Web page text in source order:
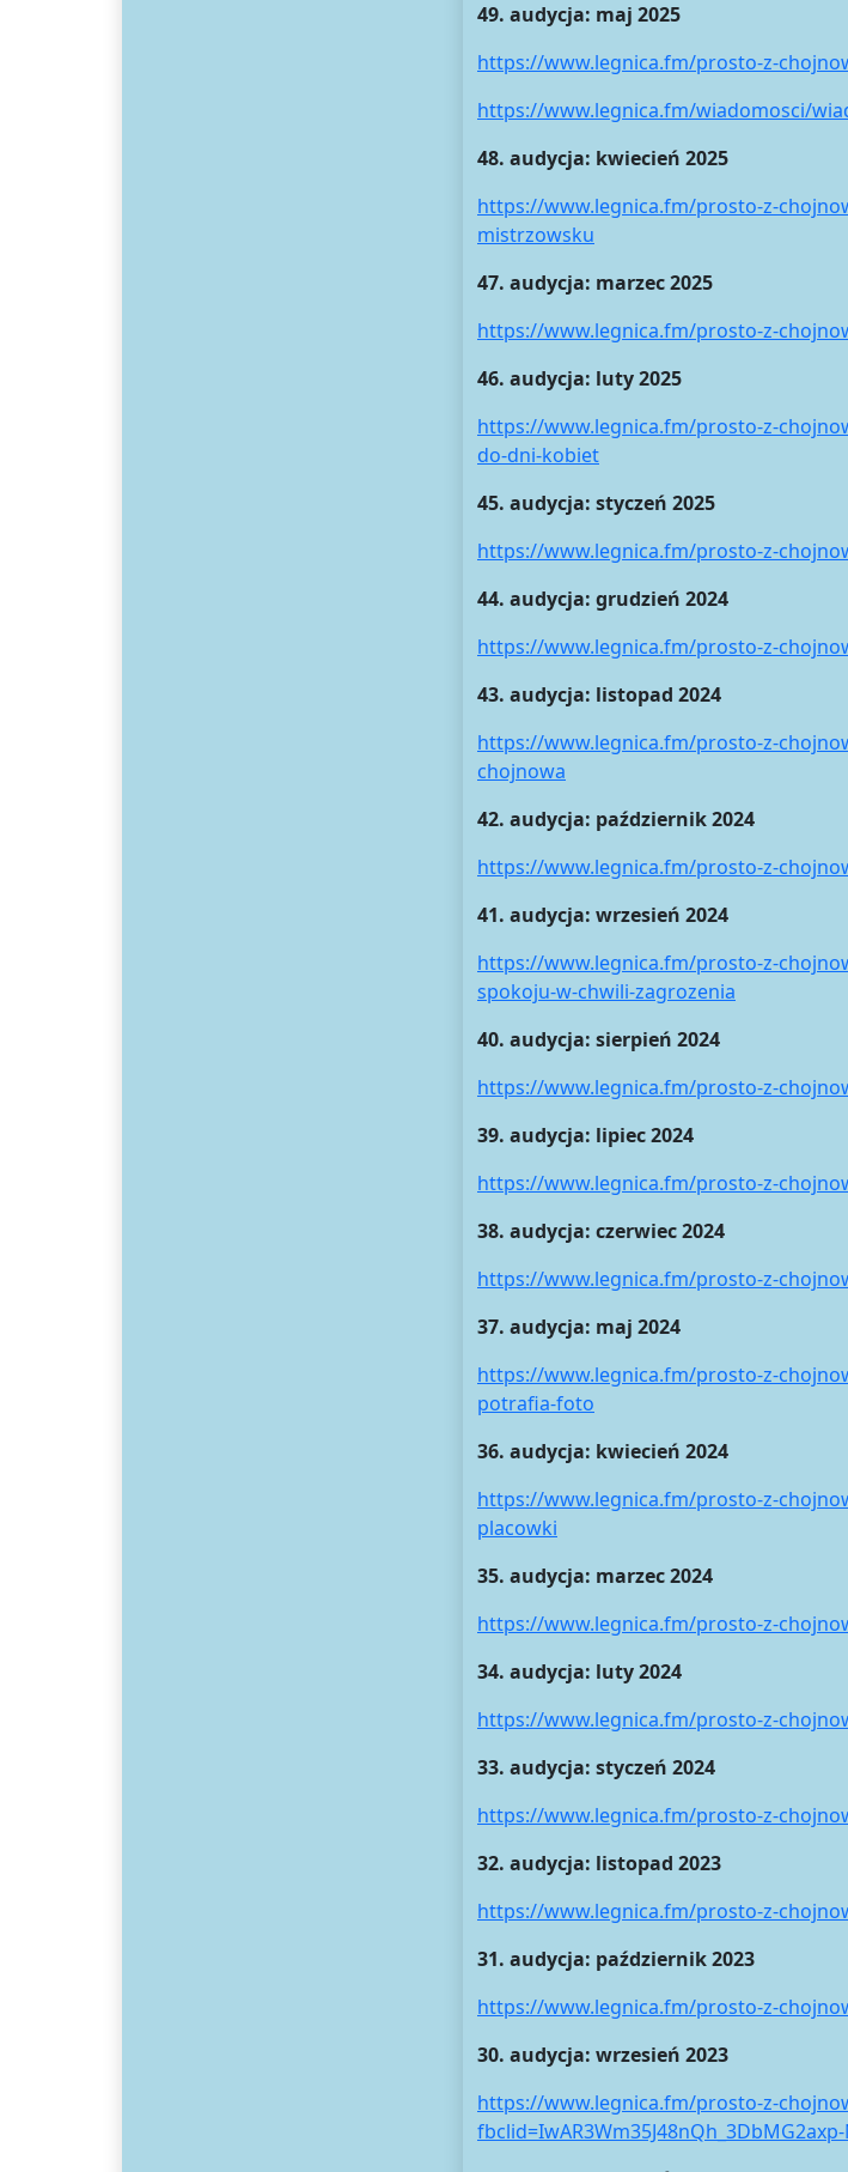
49. audycja: maj 2025
https://www.legnica.fm/prosto-z-
https://www.legnica.fm/wiadomosci/
48. audycja: kwiecień 2025
https://www.legnica.fm/prosto-z-
mistrzowsku
47. audycja: marzec 2025
https://www.legnica.fm/prosto-z-
46. audycja: luty 2025
https://www.legnica.fm/prosto-z-
do-dni-kobiet
45. audycja: styczeń 2025
https://www.legnica.fm/prosto-z-
44. audycja: grudzień 2024
https://www.legnica.fm/prosto-z-
43. audycja: listopad 2024
https://www.legnica.fm/prosto-z-
chojnowa
42. audycja: październik 2024
https://www.legnica.fm/prosto-z-
41. audycja: wrzesień 2024
https://www.legnica.fm/prosto-z-
spokoju-w-chwili-zagrozenia
40. audycja: sierpień 2024
https://www.legnica.fm/prosto-z-
39. audycja: lipiec 2024
https://www.legnica.fm/prosto-z-
38. audycja: czerwiec 2024
https://www.legnica.fm/prosto-z-
37. audycja: maj 2024
https://www.legnica.fm/prosto-z-
potrafia-foto
36. audycja: kwiecień 2024
https://www.legnica.fm/prosto-z-
placowki
35. audycja: marzec 2024
https://www.legnica.fm/prosto-z-
34. audycja: luty 2024
https://www.legnica.fm/prosto-z-
33. audycja: styczeń 2024
https://www.legnica.fm/prosto-z-
32. audycja: listopad 2023
https://www.legnica.fm/prosto-z-
31. audycja: październik 2023
https://www.legnica.fm/prosto-z-
30. audycja: wrzesień 2023
https://www.legnica.fm/prosto-z-